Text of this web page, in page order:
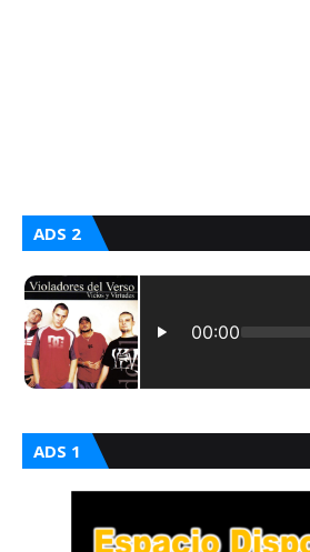
ADS 2
ADS 1